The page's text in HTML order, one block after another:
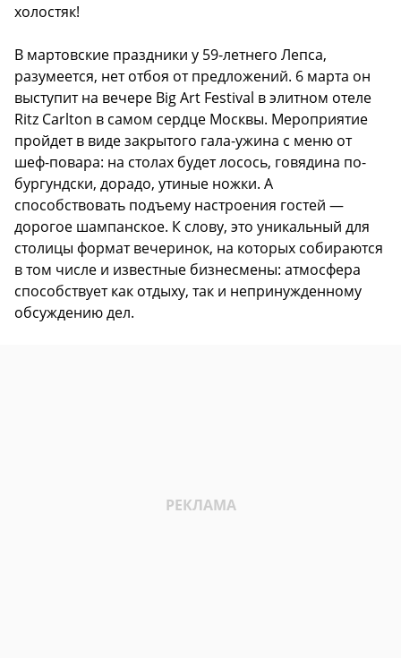
холостяк!
В мартовские праздники у 59-летнего Лепса,
разумеется, нет отбоя от предложений. 6 марта он
выступит на вечере Big Art Festival в элитном отеле
Ritz Carlton в самом сердце Москвы. Мероприятие
пройдет в виде закрытого гала-ужина с меню от
шеф-повара: на столах будет лосось, говядина по-
бургундски, дорадо, утиные ножки. А
способствовать подъему настроения гостей —
дорогое шампанское. К слову, это уникальный для
столицы формат вечеринок, на которых собираются
в том числе и известные бизнесмены: атмосфера
способствует как отдыху, так и непринужденному
обсуждению дел.